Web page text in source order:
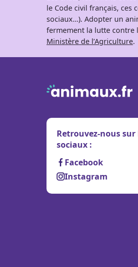
le Code civil français, ces
sociaux…). Adopter un
fermement la lutte contre
Ministère de l’Agriculture.
Retrouvez-nous sur
sociaux :
Facebook
Instagram